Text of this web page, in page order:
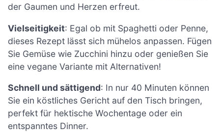
der Gaumen und Herzen erfreut.
Vielseitigkeit: Egal ob mit Spaghetti oder Penne,
dieses Rezept lässt sich mühelos anpassen. Fügen
Sie Gemüse wie Zucchini hinzu oder genießen Sie
eine vegane Variante mit Alternativen!
Schnell und sättigend: In nur 40 Minuten können
Sie ein köstliches Gericht auf den Tisch bringen,
perfekt für hektische Wochentage oder ein
entspanntes Dinner.